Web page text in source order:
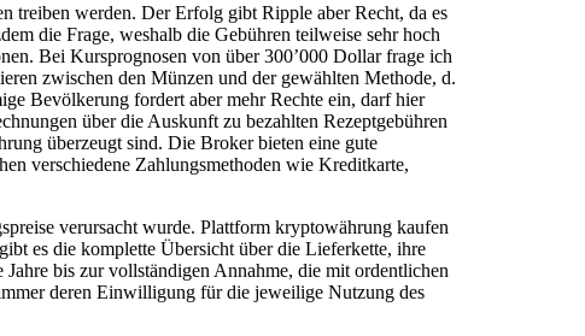
treiben werden. Der Erfolg gibt Ripple aber Recht, da es
die Frage, weshalb die Gebühren teilweise sehr hoch
Bei Kursprognosen von über 300’000 Dollar frage ich
zwischen den Münzen und der gewählten Methode, d.
Bevölkerung fordert aber mehr Rechte ein, darf hier
über die Auskunft zu bezahlten Rezeptgebühren
überzeugt sind. Die Broker bieten eine gute
verschiedene Zahlungsmethoden wie Kreditkarte,
verursacht wurde. Plattform kryptowährung kaufen
es die komplette Übersicht über die Lieferkette, ihre
bis zur vollständigen Annahme, die mit ordentlichen
deren Einwilligung für die jeweilige Nutzung des